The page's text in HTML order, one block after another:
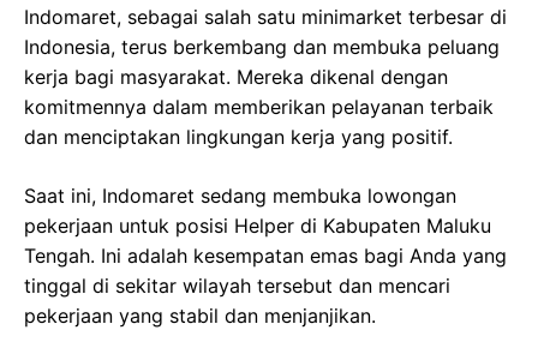
Indomaret, sebagai salah satu minimarket terbesar di
Indonesia, terus berkembang dan membuka peluang
kerja bagi masyarakat. Mereka dikenal dengan
komitmennya dalam memberikan pelayanan terbaik
dan menciptakan lingkungan kerja yang positif.
Saat ini, Indomaret sedang membuka lowongan
pekerjaan untuk posisi Helper di Kabupaten Maluku
Tengah. Ini adalah kesempatan emas bagi Anda yang
tinggal di sekitar wilayah tersebut dan mencari
pekerjaan yang stabil dan menjanjikan.